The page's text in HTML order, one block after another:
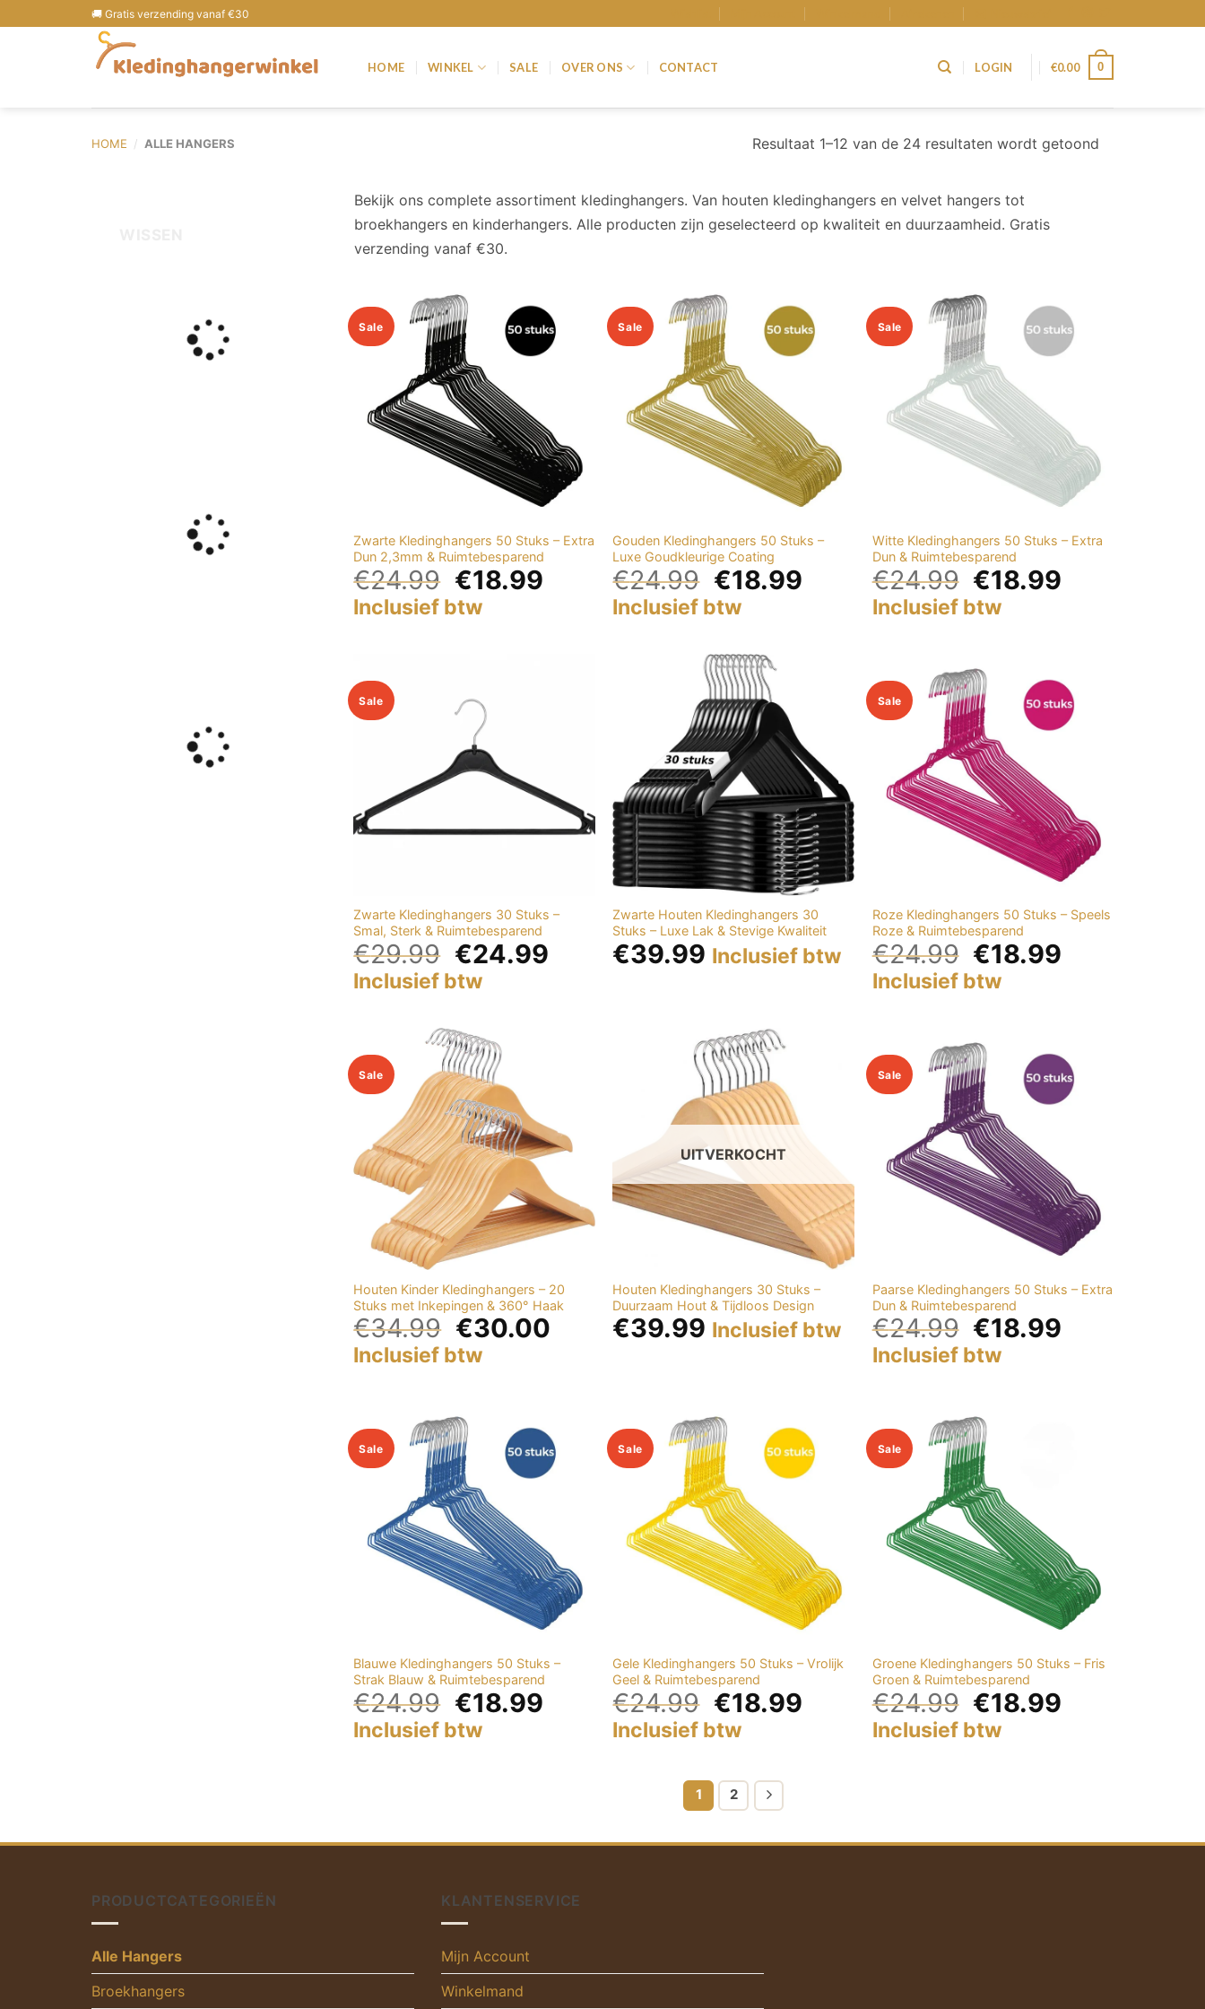
🚚 Gratis verzending vanaf €30
HOME WINKEL SALE OVER ONS CONTACT LOGIN €0.00 0
HOME / ALLE HANGERS Resultaat 1–12 van de 24 resultaten wordt getoond
Bekijk ons complete assortiment kledinghangers. Van houten kledinghangers en velvet hangers tot
broekhangers en kinderhangers. Alle producten zijn geselecteerd op kwaliteit en duurzaamheid. Gratis
verzending vanaf €30.
Sale
Add to
Zwarte Kledinghangers 50 Stuks – Extra
Dun 2,3mm & Ruimtebesparend
€24.99 €18.99
Inclusief btw
Sale
Add to
Gouden Kledinghangers 50 Stuks –
Luxe Goudkleurige Coating
€24.99 €18.99
Inclusief btw
Sale
Add to
Witte Kledinghangers 50 Stuks – Extra
Dun & Ruimtebesparend
€24.99 €18.99
Inclusief btw
Sale
Zwarte Kledinghangers 30 Stuks –
Smal, Sterk & Ruimtebesparend
€29.99 €24.99
Inclusief btw
Zwarte Houten Kledinghangers 30
Stuks – Luxe Lak & Stevige Kwaliteit
€39.99 Inclusief btw
Sale
Add to
Roze Kledinghangers 50 Stuks – Speels
Roze & Ruimtebesparend
€24.99 €18.99
Inclusief btw
Sale
Houten Kinder Kledinghangers – 20
Stuks met Inkepingen & 360° Haak
€34.99 €30.00
Inclusief btw
UITVERKOCHT
Houten Kledinghangers 30 Stuks –
Duurzaam Hout & Tijdloos Design
€39.99 Inclusief btw
Sale
Add to
Paarse Kledinghangers 50 Stuks – Extra
Dun & Ruimtebesparend
€24.99 €18.99
Inclusief btw
Sale
Add to
Blauwe Kledinghangers 50 Stuks –
Strak Blauw & Ruimtebesparend
€24.99 €18.99
Inclusief btw
Sale
Add to
Gele Kledinghangers 50 Stuks – Vrolijk
Geel & Ruimtebesparend
€24.99 €18.99
Inclusief btw
Sale
Groene Kledinghangers 50 Stuks – Fris
Groen & Ruimtebesparend
€24.99 €18.99
Inclusief btw
1 2
PRODUCTCATEGORIEËN
Alle Hangers
Broekhangers
KLANTENSERVICE
Mijn Account
Winkelmand